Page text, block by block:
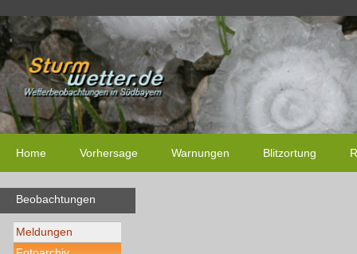
Home Vorhersage Warnungen Blitzortung
Beobachtungen
Meldungen